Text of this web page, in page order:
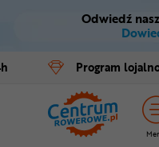
Menu
Informacje
Odwiedź
Program
Rowery
E-bike
Części